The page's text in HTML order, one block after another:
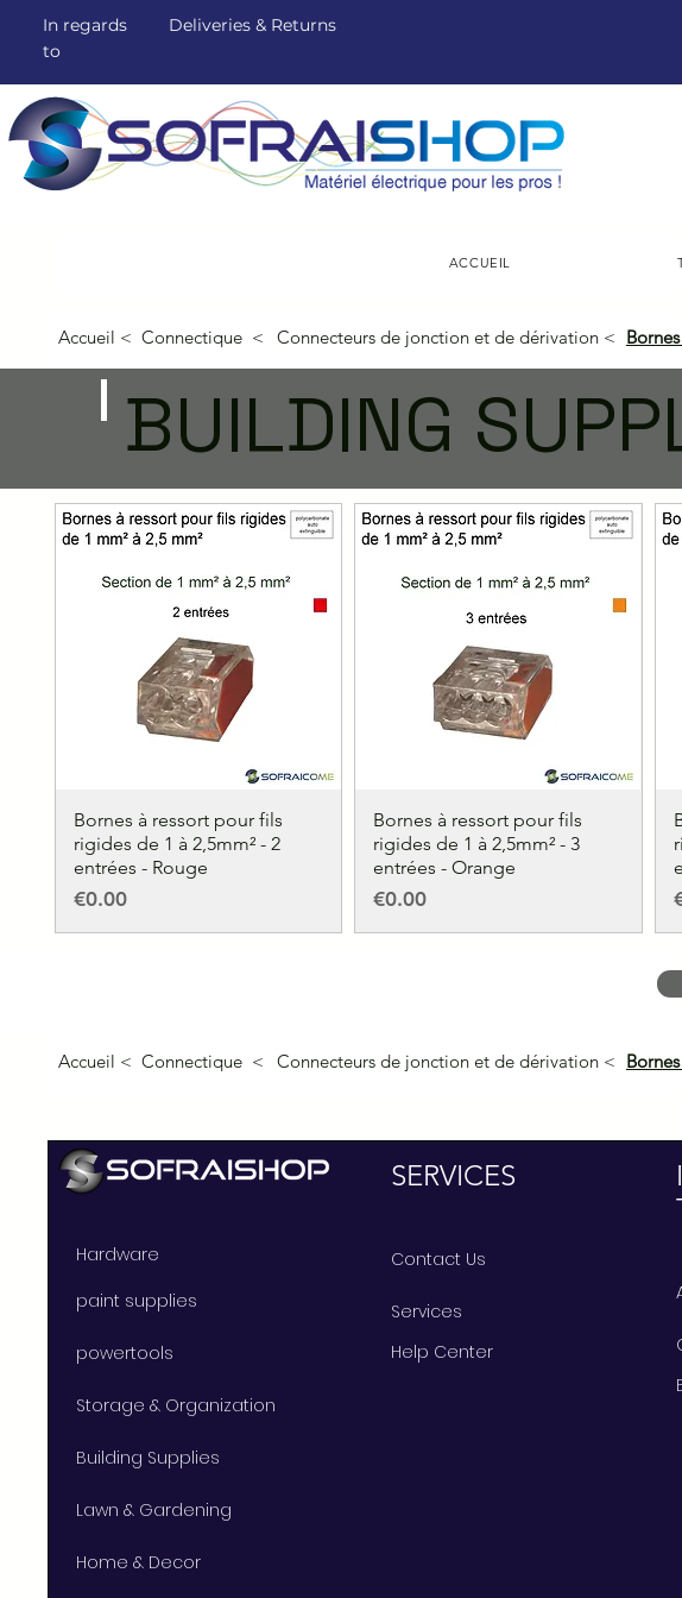
In regards
to
Deliveries & Returns
ACCUEIL
Accueil < Connectique < Connecteurs de jonction et de dérivation <
BUILDING
Bornes à ressort pour fils
rigides de 1 à 2,5mm² - 2
entrées - Rouge
Price
€0.00
Bornes à ressort pour fils
rigides de 1 à 2,5mm² - 3
entrées - Orange
Price
€0.00
Accueil < Connectique < Connecteurs de jonction et de dérivation <
Hardware
paint supplies
powertools
Storage & Organization
Building Supplies
Lawn & Gardening
Home & Decor
SERVICES
Contact Us
Services
Help Center